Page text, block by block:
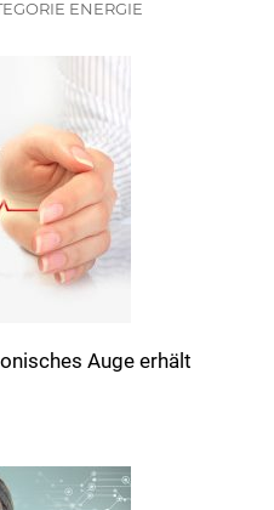
ENERGIE
Auge erhält